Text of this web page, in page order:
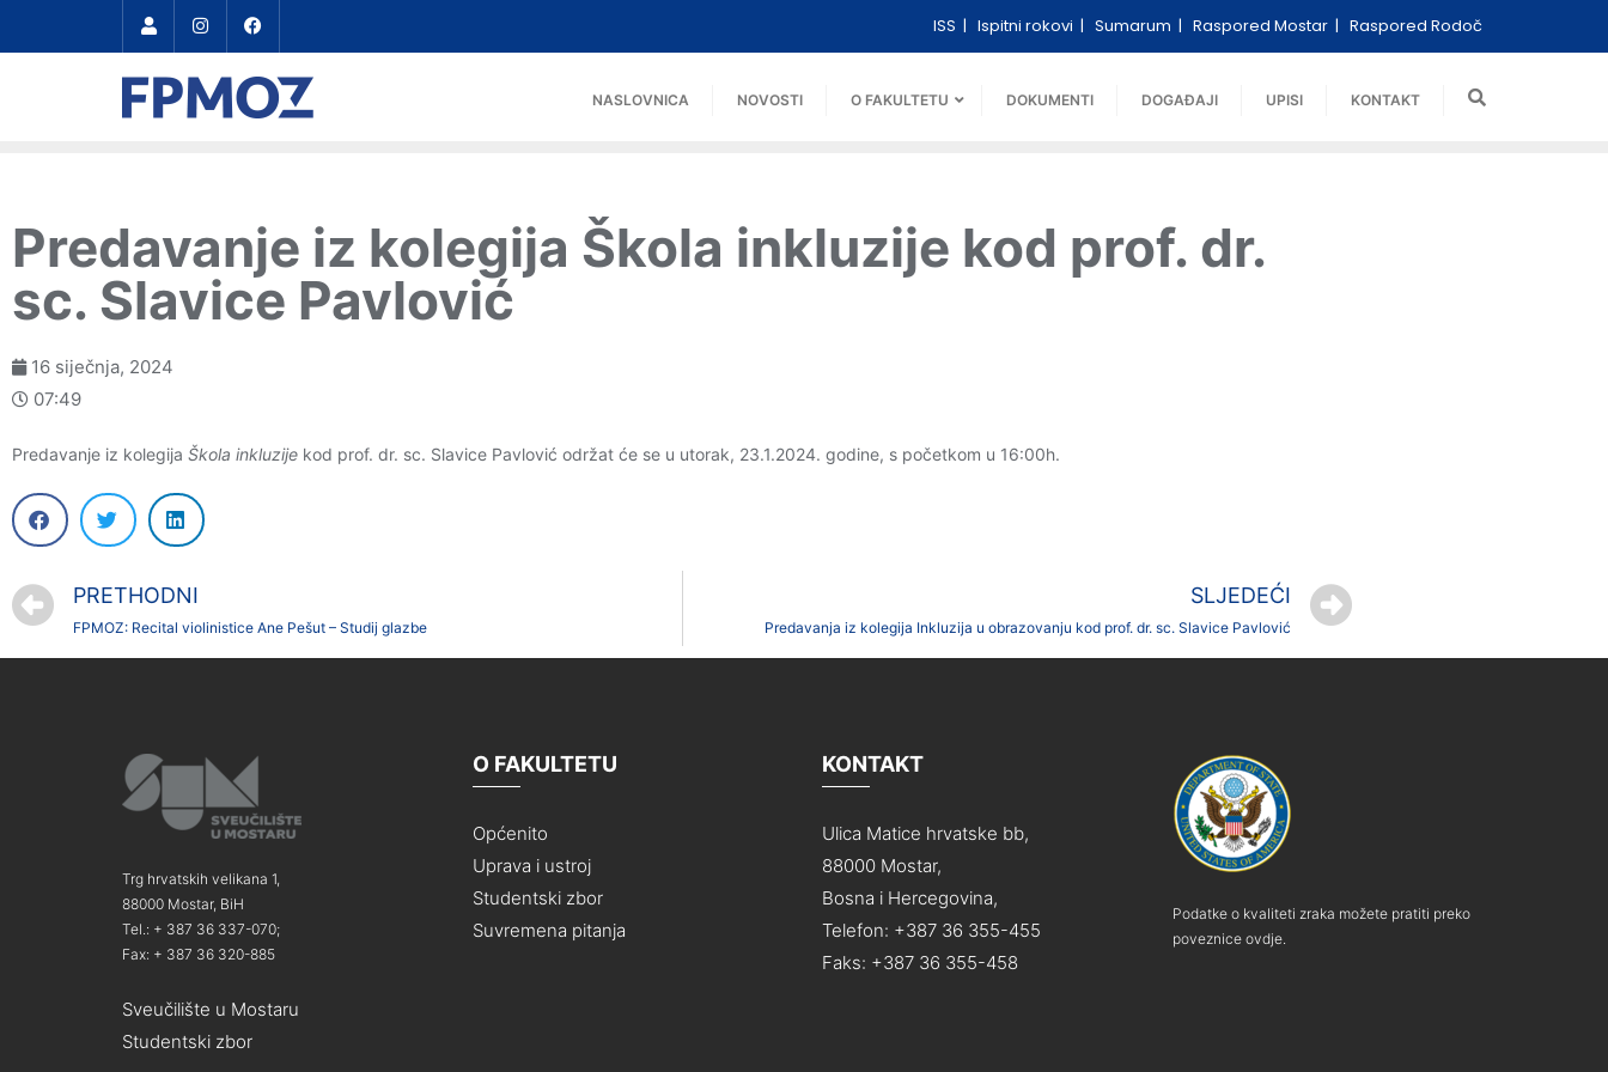
ISS Ispitni rokovi Sumarum Raspored Mostar Raspored Rodoč
NASLOVNICA NOVOSTI O FAKULTETU DOKUMENTI DOGAĐAJI UPISI KONTAKT
Predavanje iz kolegija Škola inkluzije kod prof. dr.
sc. Slavice Pavlović
16 siječnja, 2024
07:49
Predavanje iz kolegija Škola inkluzije kod prof. dr. sc. Slavice Pavlović održat će se u utorak, 23.1.2024. godine, s početkom u 16:00h.
PRETHODNI
FPMOZ: Recital violinistice Ane Pešut – Studij glazbe
SLJEDEĆI
Predavanja iz kolegija Inkluzija u obrazovanju kod prof. dr. sc. Slavice Pavlović
Trg hrvatskih velikana 1,
88000 Mostar, BiH
Tel.: + 387 36 337-070;
Fax: + 387 36 320-885
Sveučilište u Mostaru
Studentski zbor
O FAKULTETU
Općenito
Uprava i ustroj
Studentski zbor
Suvremena pitanja
KONTAKT
Ulica Matice hrvatske bb,
88000 Mostar,
Bosna i Hercegovina,
Telefon: +387 36 355-455
Faks: +387 36 355-458
Podatke o kvaliteti zraka možete pratiti preko
poveznice ovdje.